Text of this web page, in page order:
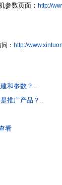
参数页面： http://
： http://
和参数？..
推广产品？..
看